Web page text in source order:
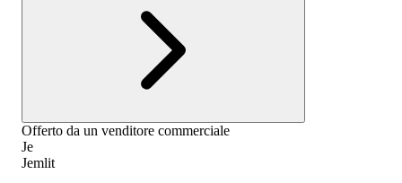
Offerto da un venditore commerciale
Je
Jemlit